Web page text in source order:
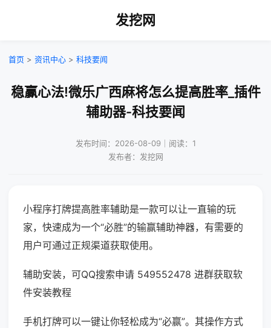
发挖网
首页 > 资讯中心 > 科技要闻
稳赢心法!微乐广西麻将怎么提高胜率_插件
辅助器-科技要闻
发布时间：2026-08-09｜阅读：1
发布者：发挖网
小程序打牌提高胜率辅助是一款可以让一直输的玩
家，快速成为一个“必胜”的输赢辅助神器，有需要的
用户可通过正规渠道获取使用。
辅助安装，可QQ搜索申请 549552478 进群获取软
件安装教程
手机打牌可以一键让你轻松成为“必赢”。其操作方式